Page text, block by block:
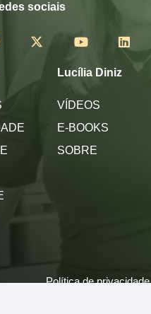
sociais
Lucília Diniz
VÍDEOS
E-BOOKS
SOBRE
Política de privacidade